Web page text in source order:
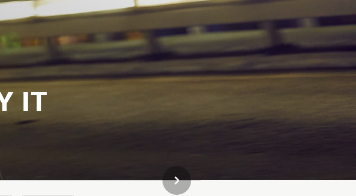
IT
NÆSTE GALLERI ELEMENT